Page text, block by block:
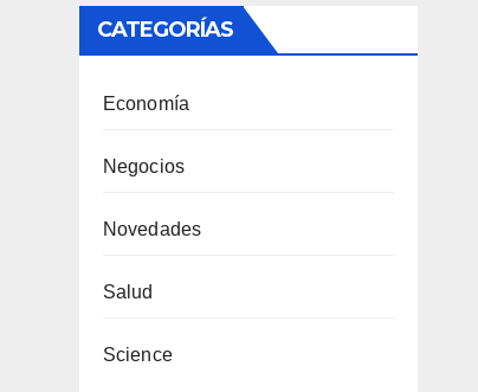
CATEGORÍAS
Economía
Negocios
Novedades
Salud
Science